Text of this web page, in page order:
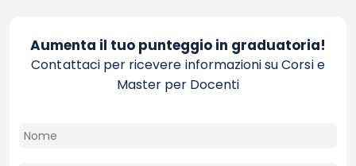
Aumenta il tuo punteggio in graduatoria!
Contattaci per ricevere informazioni su Corsi e
Master per Docenti